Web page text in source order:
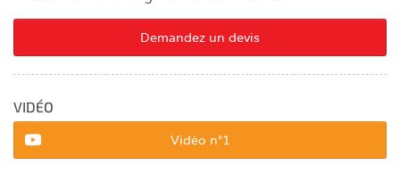
Demandez un devis
VIDÉO
Vidéo n°1